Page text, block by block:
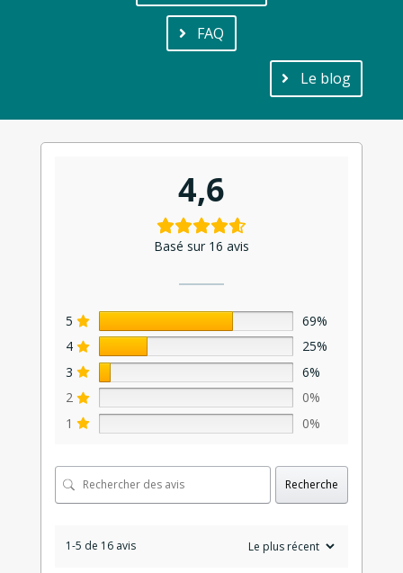
FAQ
Le blog
4,6
Basé sur 16 avis
5
69%
4
25%
3
6%
2
0%
1
0%
Recherche
1-5 de 16 avis